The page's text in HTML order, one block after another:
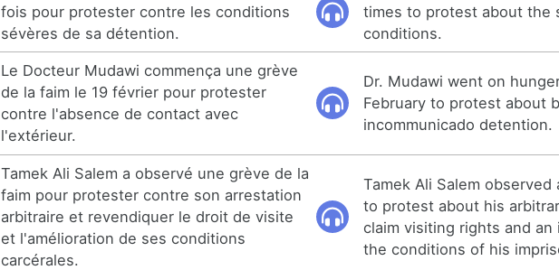
fois pour protester contre les conditions
sévères de sa détention.
times to protest about the
conditions.
Le Docteur Mudawi commença une grève
de la faim le 19 février pour protester
contre l'absence de contact avec
l'extérieur.
Dr. Mudawi went on
February to protest about
incommunicado detention.
Tamek Ali Salem a observé une grève de la
faim pour protester contre son arrestation
arbitraire et revendiquer le droit de visite
et l'amélioration de ses conditions
carcérales.
Tamek Ali Salem
to protest about his
claim visiting rights and an
the conditions of his